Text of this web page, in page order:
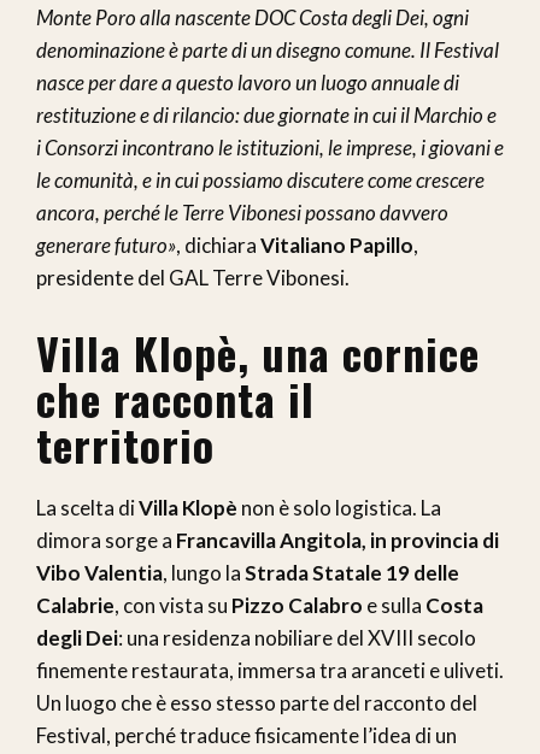
Monte Poro alla nascente DOC Costa degli Dei, ogni
denominazione è parte di un disegno comune. Il Festival
nasce per dare a questo lavoro un luogo annuale di
restituzione e di rilancio: due giornate in cui il Marchio e
i Consorzi incontrano le istituzioni, le imprese, i giovani e
le comunità, e in cui possiamo discutere come crescere
ancora, perché le Terre Vibonesi possano davvero
generare futuro», dichiaraVitaliano Papillo,
presidente del GAL Terre Vibonesi.
Villa Klopè, una cornice
che racconta il
territorio
La scelta diVilla Klopè non è solo logistica. La
dimora sorge a Francavilla Angitola, in provincia di
Vibo Valentia, lungo laStrada Statale 19 delle
Calabrie, con vista su Pizzo Calabro e sulla Costa
degli Dei: una residenza nobiliare del XVIII secolo
finemente restaurata, immersa tra aranceti e uliveti.
Un luogo che è esso stesso parte del racconto del
Festival, perché traduce fisicamente l’idea di un